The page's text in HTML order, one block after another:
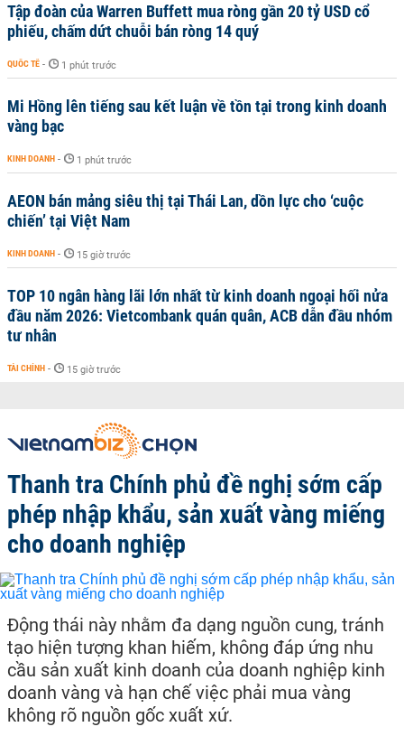
Tập đoàn của Warren Buffett mua ròng gần 20 tỷ USD cổ
phiếu, chấm dứt chuỗi bán ròng 14 quý
QUỐC TẾ - 1 phút trước
Mi Hồng lên tiếng sau kết luận về tồn tại trong kinh doanh
vàng bạc
KINH DOANH - 1 phút trước
AEON bán mảng siêu thị tại Thái Lan, dồn lực cho ‘cuộc
chiến’ tại Việt Nam
KINH DOANH - 15 giờ trước
TOP 10 ngân hàng lãi lớn nhất từ kinh doanh ngoại hối nửa
đầu năm 2026: Vietcombank quán quân, ACB dẫn đầu nhóm
tư nhân
TÀI CHÍNH - 15 giờ trước
Thanh tra Chính phủ đề nghị sớm cấp
phép nhập khẩu, sản xuất vàng miếng
cho doanh nghiệp
Động thái này nhằm đa dạng nguồn cung, tránh
tạo hiện tượng khan hiếm, không đáp ứng nhu
cầu sản xuất kinh doanh của doanh nghiệp kinh
doanh vàng và hạn chế việc phải mua vàng
không rõ nguồn gốc xuất xứ.